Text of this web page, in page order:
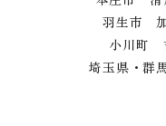
羽生市
小川町
埼玉県・群